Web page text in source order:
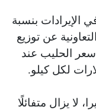
الإيرادات بنسبة
عن توزيع
سعر الحليب عند
لا يزال متفائلًا